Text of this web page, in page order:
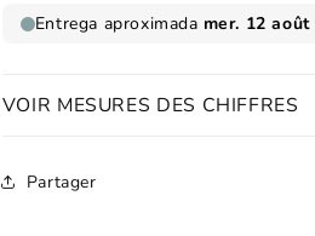
VOIR MESURES DES CHIFFRES
Partager